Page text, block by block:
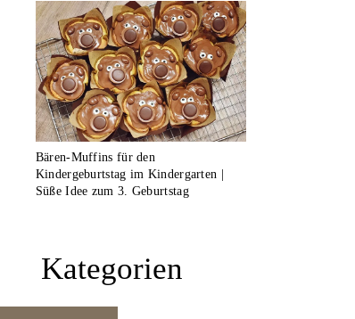
Bären-Muffins für den
Kindergeburtstag im Kindergarten |
Süße Idee zum 3. Geburtstag
Kategorien